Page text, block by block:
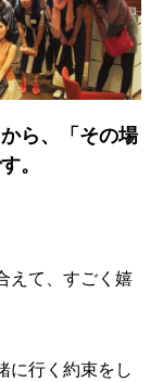
ら、「その場
。
えて、すごく嬉
に行く約束をし